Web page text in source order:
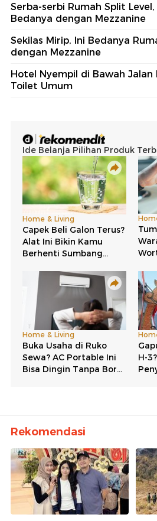
Serba-serbi Rumah Split
Bedanya dengan Mezzanine
Sekilas Mirip, Ini Bedanya
dengan Mezzanine
Hotel Nyempil di Bawah Jalan
Toilet Umum
Rekomendasi